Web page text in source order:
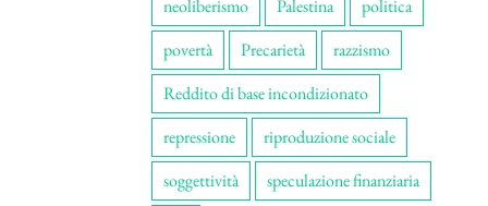
neoliberismo
Palestina
politica
povertà
Precarietà
razzismo
Reddito di base incondizionato
repressione
riproduzione sociale
soggettività
speculazione finanziaria